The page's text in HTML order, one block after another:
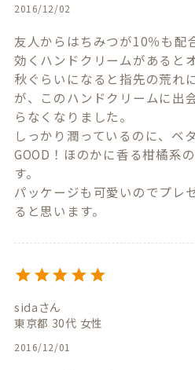
2016/12/02
友人からはちみつが10％も配
効くハンドクリームがあると
秋ぐらいになると指先の荒れ
が、このハンドクリームに出
らなくなりました。
しっかり潤っているのに、ベ
GOOD！ほのかに香る柑橘系
す。
パッケージも可愛いのでプレ
ると思います。
sida
東京都 30代 女性
2016/12/01